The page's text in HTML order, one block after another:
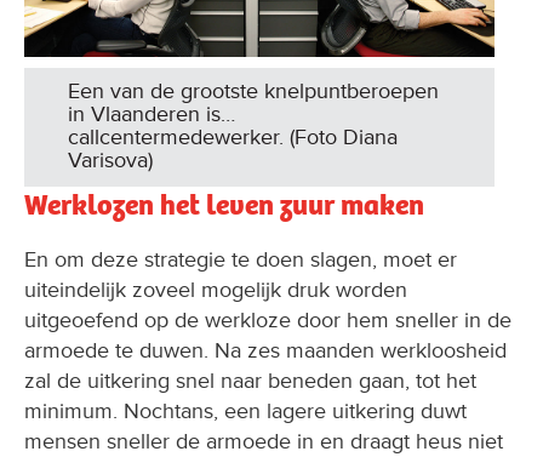
Een van de grootste knelpuntberoepen
in Vlaanderen is…
callcentermedewerker. (Foto Diana
Varisova)
Werklozen het leven zuur maken
En om deze strategie te doen slagen, moet er
uiteindelijk zoveel mogelijk druk worden
uitgeoefend op de werkloze door hem sneller in de
armoede te duwen. Na zes maanden werkloosheid
zal de uitkering snel naar beneden gaan, tot het
minimum. Nochtans, een lagere uitkering duwt
mensen sneller de armoede in en draagt heus niet